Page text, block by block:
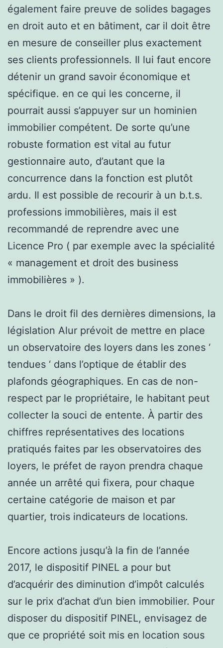
également faire preuve de solides bagages
en droit auto et en bâtiment, car il doit être
en mesure de conseiller plus exactement
ses clients professionnels. Il lui faut encore
détenir un grand savoir économique et
spécifique. en ce qui les concerne, il
pourrait aussi s’appuyer sur un hominien
immobilier compétent. De sorte qu’une
robuste formation est vital au futur
gestionnaire auto, d’autant que la
concurrence dans la fonction est plutôt
ardu. Il est possible de recourir à un b.t.s.
professions immobilières, mais il est
recommandé de reprendre avec une
Licence Pro ( par exemple avec la spécialité
« management et droit des business
immobilières » ).
Dans le droit fil des dernières dimensions, la
législation Alur prévoit de mettre en place
un observatoire des loyers dans les zones ‘
tendues ‘ dans l’optique de établir des
plafonds géographiques. En cas de non-
respect par le propriétaire, le habitant peut
collecter la souci de entente. À partir des
chiffres représentatives des locations
pratiqués faites par les observatoires des
loyers, le préfet de rayon prendra chaque
année un arrêté qui fixera, pour chaque
certaine catégorie de maison et par
quartier, trois indicateurs de locations.
Encore actions jusqu’à la fin de l’année
2017, le dispositif PINEL a pour but
d’acquérir des diminution d’impôt calculés
sur le prix d’achat d’un bien immobilier. Pour
disposer du dispositif PINEL, envisagez de
que ce propriété soit mis en location sous